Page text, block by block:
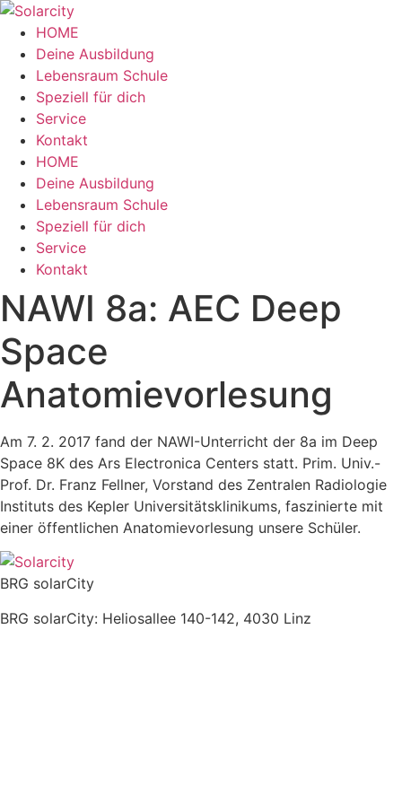
Zum
Inhalt
wechseln
HOME
Deine Ausbildung
Lebensraum Schule
Speziell für dich
Service
Kontakt
Menü HOME
Deine Ausbildung
Lebensraum Schule
Speziell für dich
Service
Kontakt
NAWI 8a: AEC Deep
Space
Anatomievorlesung
Am 7. 2. 2017 fand der NAWI-Unterricht der 8a im Deep
Space 8K des Ars Electronica Centers statt. Prim. Univ.-
Prof. Dr. Franz Fellner, Vorstand des Zentralen Radiologie
Instituts des Kepler Universitätsklinikums, faszinierte mit
einer öffentlichen Anatomievorlesung unsere Schüler.
BRG solarCity
BRG solarCity: Heliosallee 140-142, 4030 Linz